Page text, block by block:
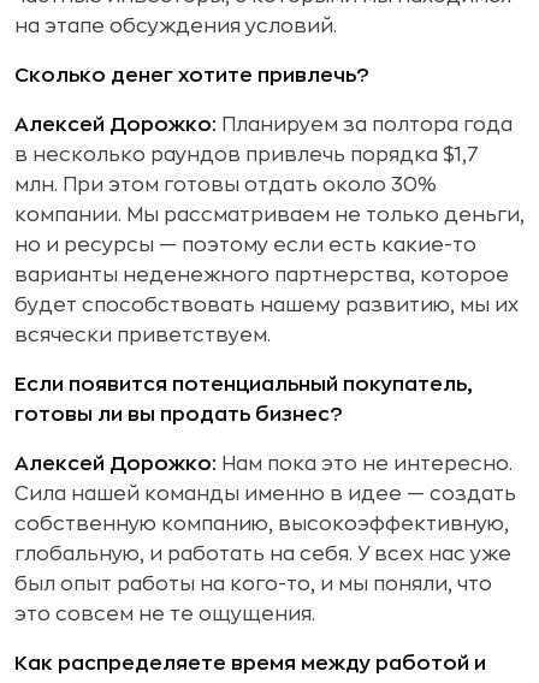
на этапе обсуждения условий.
Сколько денег хотите привлечь?
Алексей Дорожко: Планируем за полтора года
в несколько раундов привлечь порядка $1,7
млн. При этом готовы отдать около 30%
компании. Мы рассматриваем не только деньги,
но и ресурсы — поэтому если есть какие-то
варианты неденежного партнерства, которое
будет способствовать нашему развитию, мы их
всячески приветствуем.
Если появится потенциальный покупатель,
готовы ли вы продать бизнес?
Алексей Дорожко: Нам пока это не интересно.
Сила нашей команды именно в идее — создать
собственную компанию, высокоэффективную,
глобальную, и работать на себя. У всех нас уже
был опыт работы на кого-то, и мы поняли, что
это совсем не те ощущения.
Как распределяете время между работой и